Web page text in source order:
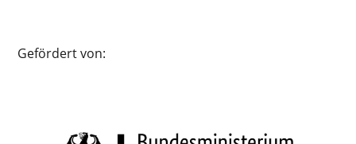
Gefördert von: